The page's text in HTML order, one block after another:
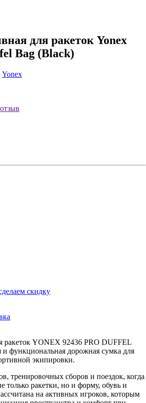
для ракеток Yonex
Bag (Black)
Yonex
скидку
ракеток YONEX 92436 PRO DUFFEL
и функциональная дорожная сумка для
экипировки.
тренировочных сборов и поездок, когда
только ракетки, но и форму, обувь и
на активных игроков, которым